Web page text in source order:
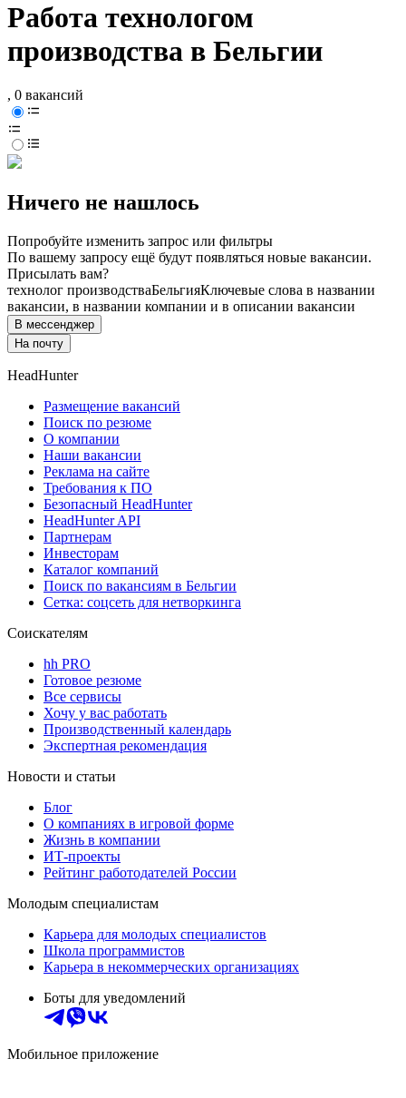
Работа технологом
производства в Бельгии
, 0 вакансий
Ничего не нашлось
Попробуйте изменить запрос или фильтры
По вашему запросу ещё будут появляться новые вакансии.
Присылать вам?
технолог производстваБельгияКлючевые слова в названии
вакансии, в названии компании и в описании вакансии
В мессенджер
На почту
HeadHunter
Размещение вакансий
Поиск по резюме
О компании
Наши вакансии
Реклама на сайте
Требования к ПО
Безопасный HeadHunter
HeadHunter API
Партнерам
Инвесторам
Каталог компаний
Поиск по вакансиям в Бельгии
Сетка: соцсеть для нетворкинга
Соискателям
hh PRO
Готовое резюме
Все сервисы
Хочу у вас работать
Производственный календарь
Экспертная рекомендация
Новости и статьи
Блог
О компаниях в игровой форме
Жизнь в компании
ИТ-проекты
Рейтинг работодателей России
Молодым специалистам
Карьера для молодых специалистов
Школа программистов
Карьера в некоммерческих организациях
Боты для уведомлений
Мобильное приложение